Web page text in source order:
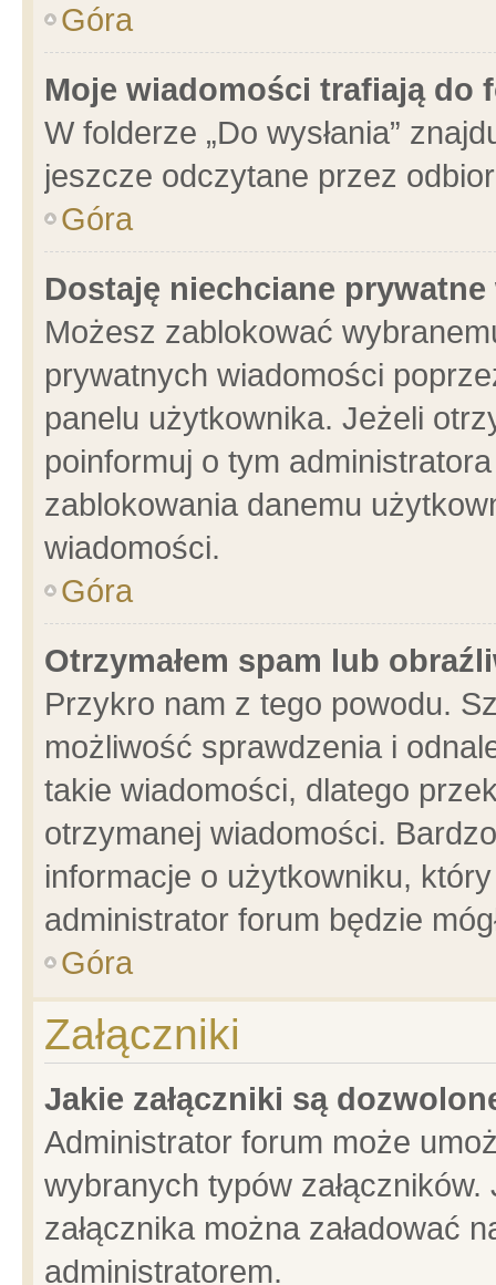
Góra
Moje wiadomości trafiają do
W folderze „Do wysłania”
jeszcze odczytane przez
Góra
Dostaję niechciane
Możesz zablokować
prywatnych wiadomości
panelu użytkownika. Jeżeli
poinformuj o tym
zablokowania danemu
wiadomości.
Góra
Otrzymałem spam lub
Przykro nam z tego powodu.
możliwość sprawdzenia i
takie wiadomości, dlatego
otrzymanej wiadomości.
informacje o użytkowniku,
administrator forum będzie
Góra
Załączniki
Jakie załączniki są
Administrator forum może
wybranych typów
załącznika można załadować
administratorem.